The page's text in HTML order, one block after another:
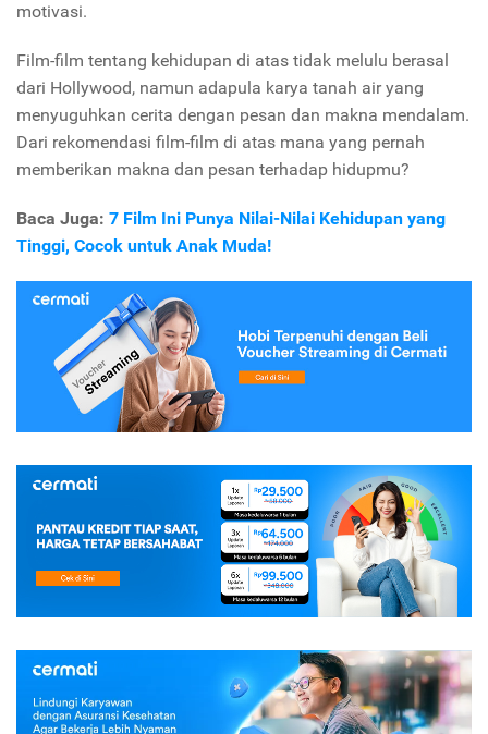
motivasi.
Film-film tentang kehidupan di atas tidak melulu berasal
dari Hollywood, namun adapula karya tanah air yang
menyuguhkan cerita dengan pesan dan makna mendalam.
Dari rekomendasi film-film di atas mana yang pernah
memberikan makna dan pesan terhadap hidupmu?
Baca Juga: 7 Film Ini Punya Nilai-Nilai Kehidupan yang
Tinggi, Cocok untuk Anak Muda!